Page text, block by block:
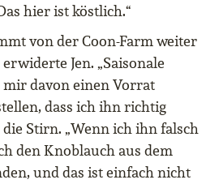
hier ist köstlich.“
von der Coon-Farm weiter
Jen. „Saisonale
mir davon einen Vorrat
dass ich ihn richtig
die Stirn. „Wenn ich ihn falsch
den Knoblauch aus dem
und das ist einfach nicht